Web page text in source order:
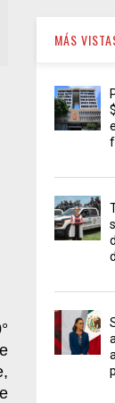
MÁS